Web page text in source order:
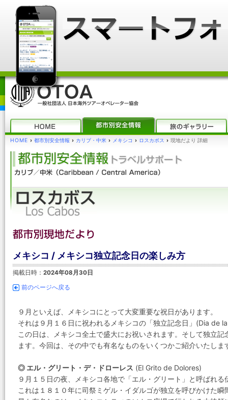
HOME › 都市別安全情報 › カリブ・中米 › メキシコ › ロスカボス › 現地だより 詳細
メキシコ / メキシコ独立記念日の楽しみ方
掲載日時： 2024年08月30日
前のページへ戻る
９月といえば、メキシコにとって大変重要な祝日があります。
それは９月１６日に祝われるメキシコの「独立記念日」(Dia de
この日は、メキシコ全土で盛大にお祝いされます。そして独立
ます。今回は、その中でも有名なものをいくつかご紹介いたしま
◎ エル・グリート・デ・ドローレス (El Grito de Dolores)
９月１５日の夜、メキシコ各地で「エル・グリート」と呼ばれ
これは１８１０年に司祭ミゲル・イダルゴが独立を呼びかけた瞬